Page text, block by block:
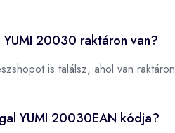
YUMI 20030 raktáron van?
is találsz, ahol van raktáron
YUMI 20030EAN kódja?